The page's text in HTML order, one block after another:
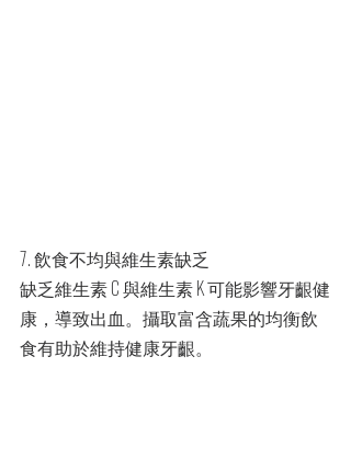
7. 飲食不均與維生素缺乏
缺乏維生素 C 與維生素 K 可能影響牙齦健
康，導致出血。攝取富含蔬果的均衡飲
食有助於維持健康牙齦。